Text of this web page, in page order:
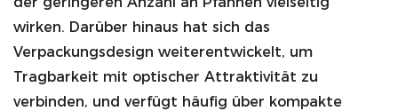
wirken. Darüber hinaus hat sich das
Verpackungsdesign weiterentwickelt, um
Tragbarkeit mit optischer Attraktivität zu
verbinden, und verfügt häufig über kompakte